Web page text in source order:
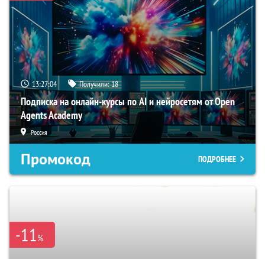
13:27:03 Получили:18
Подписка на онлайн-курсы по AI и нейросетям от Open
Agents Academy
Россия
Промокод ПОДРОБНЕЕ
-11%